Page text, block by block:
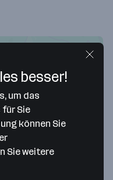
besser!
um das
Sie
können Sie
Sie weitere